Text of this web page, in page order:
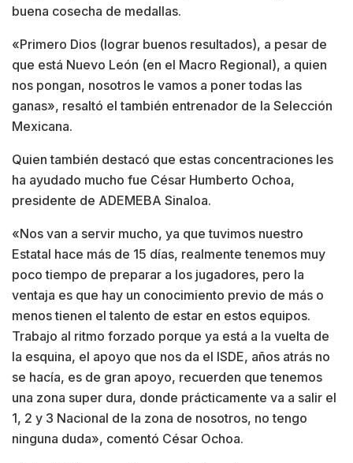
buena cosecha de medallas.
«Primero Dios (lograr buenos resultados), a pesar de
que está Nuevo León (en el Macro Regional), a quien
nos pongan, nosotros le vamos a poner todas las
ganas», resaltó el también entrenador de la Selección
Mexicana.
Quien también destacó que estas concentraciones les
ha ayudado mucho fue César Humberto Ochoa,
presidente de ADEMEBA Sinaloa.
«Nos van a servir mucho, ya que tuvimos nuestro
Estatal hace más de 15 días, realmente tenemos muy
poco tiempo de preparar a los jugadores, pero la
ventaja es que hay un conocimiento previo de más o
menos tienen el talento de estar en estos equipos.
Trabajo al ritmo forzado porque ya está a la vuelta de
la esquina, el apoyo que nos da el ISDE, años atrás no
se hacía, es de gran apoyo, recuerden que tenemos
una zona super dura, donde prácticamente va a salir el
1, 2 y 3 Nacional de la zona de nosotros, no tengo
ninguna duda», comentó César Ochoa.